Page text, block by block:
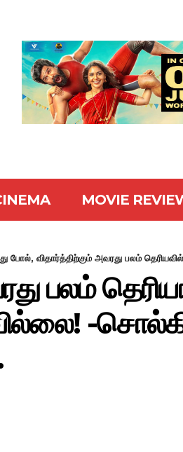
MOVIE
போல், விதார்த்திற்கும் அவரது பலம்
பலம்
-